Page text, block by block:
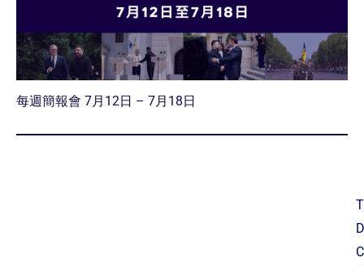
每週簡報會 7月12日 – 7月18日
T
D
C